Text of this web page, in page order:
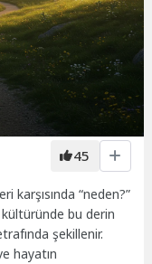
45
karşısında “neden?”
kültüründe bu derin
şekillenir.
hayatın